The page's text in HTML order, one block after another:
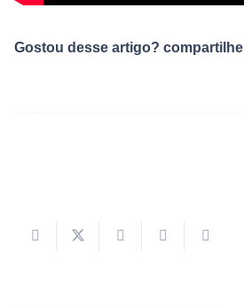
Gostou desse artigo? compartilhe